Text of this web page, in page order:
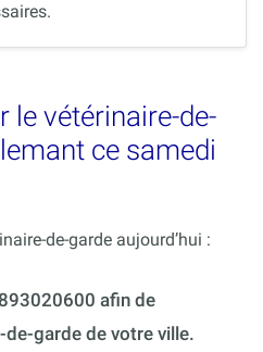
le vétérinaire-de-
ce samedi
de-garde aujourd’hui :
afin de
garde de votre ville.